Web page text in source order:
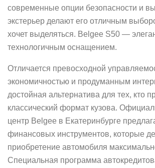
современные опции безопасности и
экстерьер делают его отличным
хочет выделяться. Belgee S50 —
технологичным оснащением.
Отличается превосходной
экономичностью и продуманным
достойная альтернатива для тех, кто
классический формат кузова.
центр Belgee в Екатеринбурге
финансовых инструментов, которые
приобретение автомобиля
Специальная программа